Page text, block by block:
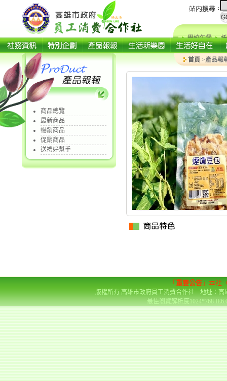
學校午餐
首頁 >產品報
商品總覽
最新商品
暢銷商品
促銷商品
送禮好幫手
「 重要公告」本社
版權所有 高雄市政府員工消費合作社 地址：高
最佳瀏覽解析度1024*768